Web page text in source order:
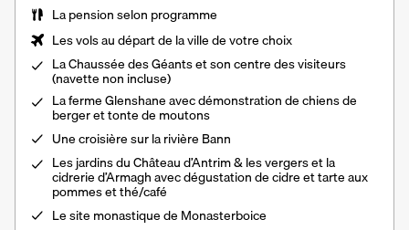
Lapension selon programme
Les vols au départ de la ville de votre choix
La Chaussée des Géants et son centre des visiteurs
(navette non incluse)
La ferme Glenshane avec démonstration de chiens de
berger et tonte de moutons
Une croisière sur la rivière Bann
Les jardins du Château d’Antrim & les vergers et la
cidrerie d’Armagh avec dégustation de cidre et tarte aux
pommes et thé/café
Le site monastique de Monasterboice